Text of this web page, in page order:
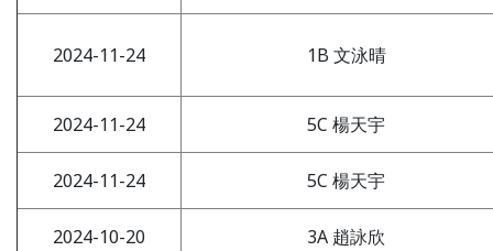
2024-11-24 1B 文泳晴
2024-11-24 5C 楊天宇
2024-11-24 5C 楊天宇
2024-10-20 3A 趙詠欣